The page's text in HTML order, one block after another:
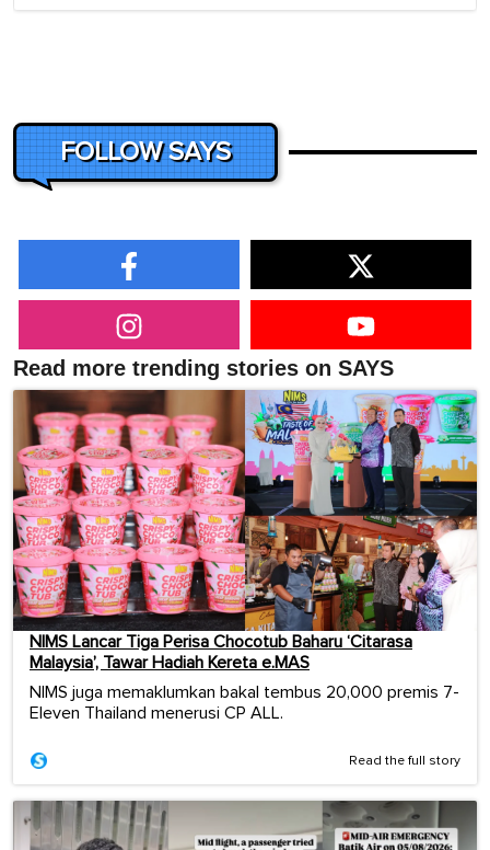
FOLLOW SAYS
Read more trending stories on SAYS
NIMS Lancar Tiga Perisa Chocotub Baharu ‘Citarasa
Malaysia’, Tawar Hadiah Kereta e.MAS
NIMS juga memaklumkan bakal tembus 20,000 premis 7-
Eleven Thailand menerusi CP ALL.
Read the full story